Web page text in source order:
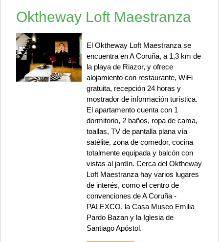
Oktheway Loft Maestranza
El Oktheway Loft Maestranza se
encuentra en A Coruña, a 1,3 km de
la playa de Riazor, y ofrece
alojamiento con restaurante, WiFi
gratuita, recepción 24 horas y
mostrador de información turística.
El apartamento cuenta con 1
dormitorio, 2 baños, ropa de cama,
toallas, TV de pantalla plana vía
satélite, zona de comedor, cocina
totalmente equipada y balcón con
vistas al jardín. Cerca del Oktheway
Loft Maestranza hay varios lugares
de interés, como el centro de
convenciones de A Coruña -
PALEXCO, la Casa Museo Emilia
Pardo Bazan y la Iglesia de
Santiago Apóstol.